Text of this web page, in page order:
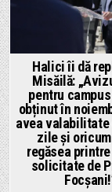
Halici îi dă
Misăilă:
pentru
obținut în
avea valabilitate
zile și
regăsea
solicitate de